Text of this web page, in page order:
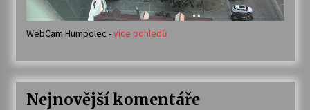
WebCam Humpolec -více pohledů
Nejnovější komentáře